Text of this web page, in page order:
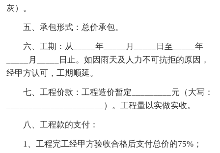
灰）。
五、承包形式：总价承包。
六、工期：从_____年_____月_____日至_____年
_____月_____日止。如因雨天及人力不可抗拒的原因，
经甲方认可，工期顺延。
七、工程价款：工程造价暂定_________元（大写：
______________________）。工程量以实做实收。
八、工程款的支付：
1、工程完工经甲方验收合格后支付总价的75%；